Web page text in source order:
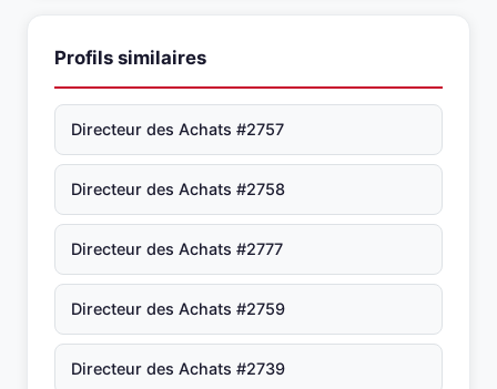
Profils similaires
Directeur des Achats #2757
Directeur des Achats #2758
Directeur des Achats #2777
Directeur des Achats #2759
Directeur des Achats #2739